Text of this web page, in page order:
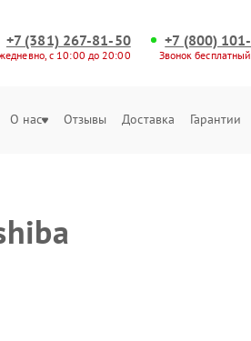
+7 (381) 267-81-50
с 10:00 до 20:00
+7 (800)
Звонок
О нас Отзывы Доставка Гарантии